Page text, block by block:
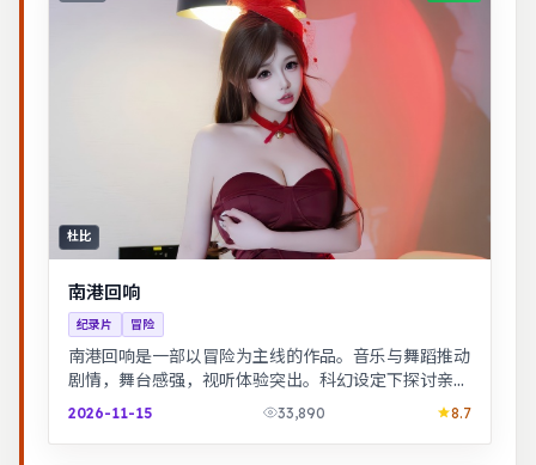
杜比
南港回响
纪录片 冒险
南港回响是一部以冒险为主线的作品。音乐与舞蹈推动
剧情，舞台感强，视听体验突出。科幻设定下探讨亲情
与记忆，视觉风格鲜明，节奏张弛有度。
2026-11-15 33,890 8.7